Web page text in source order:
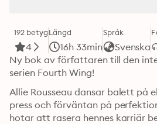
192 betyg
4
Längd
16h 33min
Språk
Svenska
Ny bok av författaren till den
serien Fourth Wing!
Allie Rousseau dansar balett på
press och förväntan på
hotar att rasera hennes karriär